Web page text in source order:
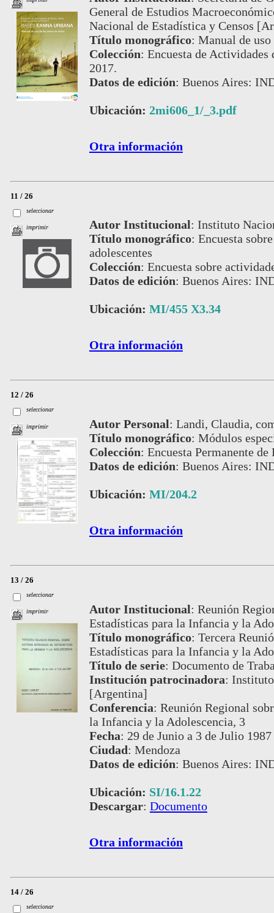
General de Estudios
Nacional de Estadística y Censos
Título monográfico: Manual de uso
Colección: Encuesta de Actividades
2017.
Datos de edición: Buenos Aires:
Ubicación: 2mi606_1/_3.pdf
Otra información
11 / 26
seleccionar
imprimir Autor Institucional: Instituto
Título monográfico: Encuesta
adolescentes
Colección: Encuesta sobre
Datos de edición: Buenos Aires:
Ubicación: MI/455 X3.34
Otra información
12 / 26
seleccionar
imprimir Autor Personal: Landi, Claudia,
Título monográfico: Módulos
Colección: Encuesta Permanente de
Datos de edición: Buenos Aires:
Ubicación: MI/204.2
Otra información
13 / 26
seleccionar
imprimir Autor Institucional: Reunión
Estadísticas para la Infancia y la
Título monográfico: Tercera
Estadísticas para la Infancia y la
Título de serie: Documento de
Institución patrocinadora:
[Argentina]
Conferencia: Reunión Regional
la Infancia y la Adolescencia, 3
Fecha: 29 de Junio a 3 de Julio 1987
Ciudad: Mendoza
Datos de edición: Buenos Aires:
Ubicación: SI/16.1.22
Descargar: Documento
Otra información
14 / 26
seleccionar